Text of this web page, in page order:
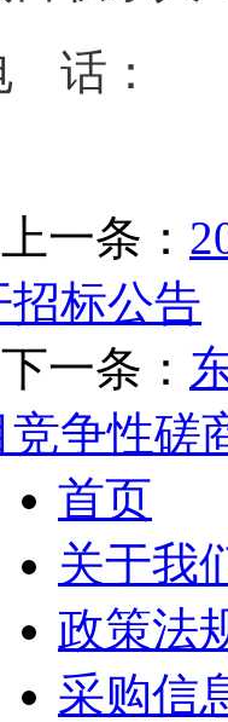
话：
上一条：
招标公告
下一条：
竞争性磋
首页
关于我
政策法
采购信